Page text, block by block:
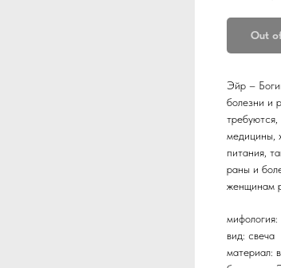
Out
Эйр –
болезни и
медицины,
питания,
раны и
женщинам
мифология:
вид: свеча
материал: